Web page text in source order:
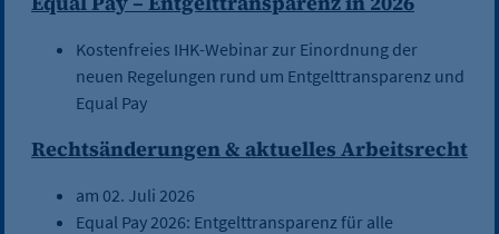
Kostenfreies IHK-Webinar zur Einordnung der
neuen Regelungen rund um Entgelttransparenz und
Equal Pay
Rechtsänderungen & aktuelles Arbeitsrecht
am 02. Juli 2026
Equal Pay 2026: Entgelttransparenz für alle